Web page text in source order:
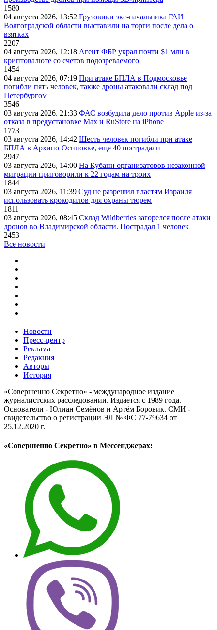
1580
04 августа 2026, 13:52 Грузовики экс-начальника ГАИ
Волгоградской области выставили на торги после дела о
взятках
2207
04 августа 2026, 12:18 Агент ФБР украл почти $1 млн в
криптовалюте со счетов подозреваемого
1454
04 августа 2026, 07:19 При атаке БПЛА в Подмосковье
погибли пять человек, также дроны атаковали склад под
Петербургом
3546
03 августа 2026, 21:33 ФАС возбудила дело против Apple из-за
отказа в предустановке Max и RuStore на iPhone
1773
03 августа 2026, 14:42 Шесть человек погибли при атаке
БПЛА в Архипо-Осиповке, еще 40 пострадали
2947
03 августа 2026, 14:00 На Кубани организаторов незаконной
миграции приговорили к 22 годам на троих
1844
03 августа 2026, 11:39 Суд не разрешил властям Израиля
использовать крокодилов для охраны тюрем
1811
03 августа 2026, 08:45 Склад Wildberries загорелся после атаки
дронов во Владимирской области. Пострадал 1 человек
2453
Все новости
Новости
Пресс-центр
Реклама
Редакция
Авторы
История
«Совершенно Секретно» - международное издание
журналистских расследований. Издаётся с 1989 года.
Основатели - Юлиан Семёнов и Артём Боровик. CМИ -
свидетельство о регистрации ЭЛ № ФС 77-79634 от
25.12.2020 г.
«Совершенно Секретно» в Мессенджерах: